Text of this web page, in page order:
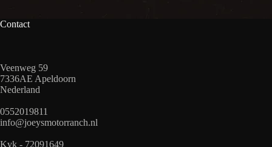
Contact
Veenweg 59
7336AE Apeldoorn
Nederland
0552019811
info@joeysmotorranch.nl
Kvk - 72091649